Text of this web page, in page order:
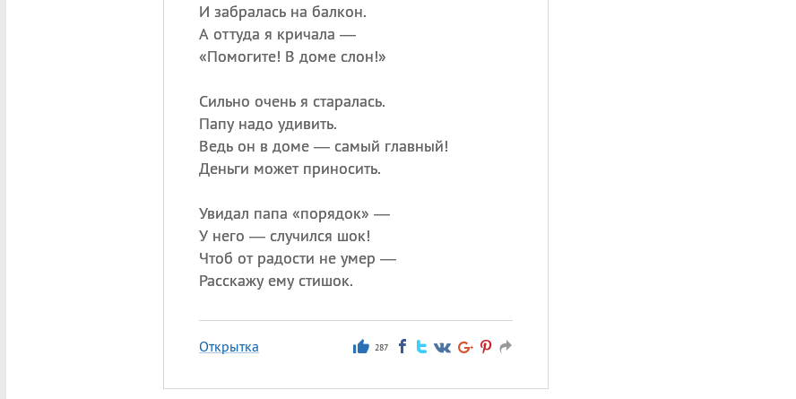
И забралась на балкон.
А оттуда я кричала —
«Помогите! В доме слон!»
Сильно очень я старалась.
Папу надо удивить.
Ведь он в доме — самый главный!
Деньги может приносить.
Увидал папа «порядок» —
У него — случился шок!
Чтоб от радости не умер —
Расскажу ему стишок.
Открытка 287